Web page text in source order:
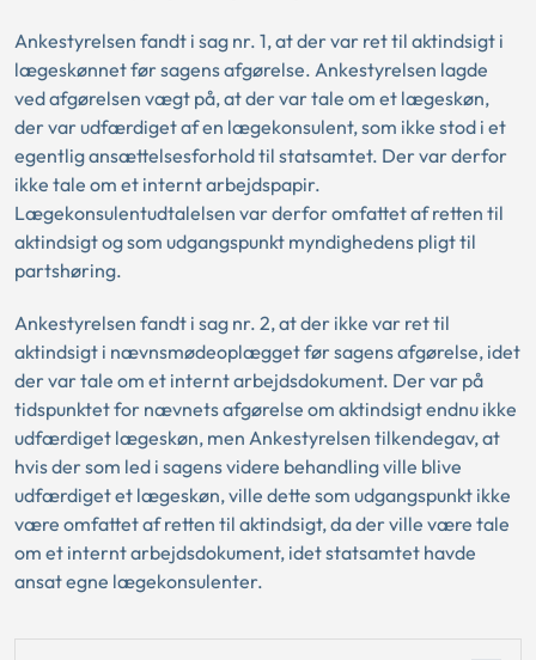
Ankestyrelsen fandt i sag nr. 1, at der var ret til aktindsigt i
lægeskønnet før sagens afgørelse. Ankestyrelsen lagde
ved afgørelsen vægt på, at der var tale om et lægeskøn,
der var udfærdiget af en lægekonsulent, som ikke stod i et
egentlig ansættelsesforhold til statsamtet. Der var derfor
ikke tale om et internt arbejdspapir.
Lægekonsulentudtalelsen var derfor omfattet af retten til
aktindsigt og som udgangspunkt myndighedens pligt til
partshøring.
Ankestyrelsen fandt i sag nr. 2, at der ikke var ret til
aktindsigt i nævnsmødeoplægget før sagens afgørelse, idet
der var tale om et internt arbejdsdokument. Der var på
tidspunktet for nævnets afgørelse om aktindsigt endnu ikke
udfærdiget lægeskøn, men Ankestyrelsen tilkendegav, at
hvis der som led i sagens videre behandling ville blive
udfærdiget et lægeskøn, ville dette som udgangspunkt ikke
være omfattet af retten til aktindsigt, da der ville være tale
om et internt arbejdsdokument, idet statsamtet havde
ansat egne lægekonsulenter.